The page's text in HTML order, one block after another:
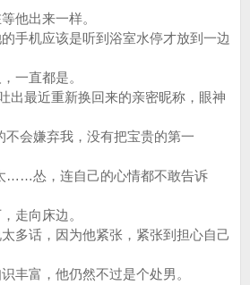
他出来一样。
机应该是听到浴室水停才放到一边
一直都是。
最近重新换回来的亲密昵称，眼神
会嫌弃我，没有把宝贵的第一
怂，连自己的心情都不敢告诉
走向床边。
话，因为他紧张，紧张到担心自己
富，他仍然不过是个处男。